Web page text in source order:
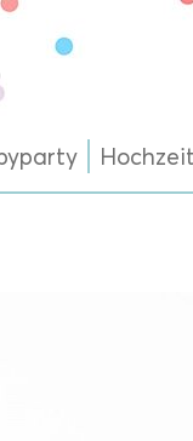
Hochzeit